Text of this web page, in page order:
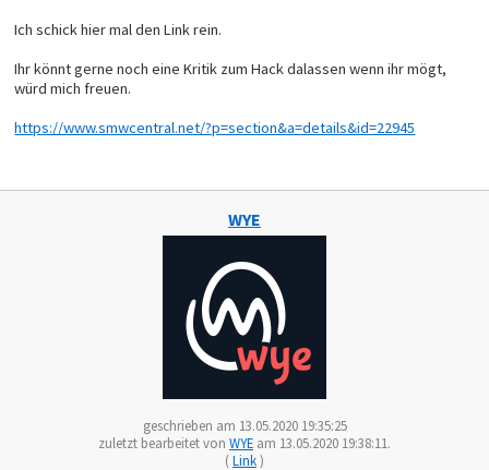
Ich schick hier mal den Link rein.
Ihr könnt gerne noch eine Kritik zum Hack dalassen wenn ihr mögt,
würd mich freuen.
https://www.smwcentral.net/?p=section&a=details&id=22945
WYE
geschrieben am 13.05.2020 19:35:25
zuletzt bearbeitet von WYE am 13.05.2020 19:38:11.
(Link)